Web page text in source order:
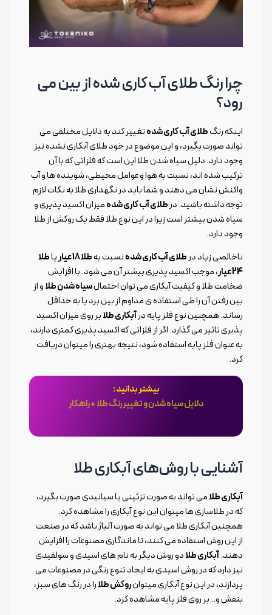
چرا رنگ طلای آب کاری شده از بین می
رود؟
اینکه رنگطلای آب کاری شدهتغییر کند به دلایل مختلفی می
تواند صورت بگیرد، و این موضوع در خود طلای آبکاری نشده نیز
وجود دارد. دلیل سیاه شدن طلا این است که فلزاتی که با آن
ترکیب شده اند، نسبت به هوا و عوامل محیطی، شوینده ها و آب
واکنش نشان می دهند و شما باید در نگهداری طلا به نکات لازم
توجه داشته باشید. درطلای آب کاری شدهمیزان اکسید پذیری و
سیاه شدن بیشتر است زیرا در این نوع طلا فقط یک روکش از طلا
وجود دارد.
ناخالصی زیاد درطلای آب کاری شدهنسبت بهطلا 18 عیار یاطلا
24 عیار
، موجب اکسید پذیری بیشتر آن می شود. با افزایش
ضخامت طلا و کیفیت آبکاری می توان احتمالسیاه شدن طلاو از
بین رفتن آن را طی استفاده ی مداوم از بین برد یا به حداقل
رساند. همچنین نوع فلز پایه درآبکاری طلابر روی میزان اکسید
پذیری تاثیر می گذارد. اگر از فلزاتی که اکسید پذیری کمتری دارند،
به عنوان فلز پایه استفاده شود، نتیجه بهتری را میتوان دریافت
کرد.
بیشتر بدانید :
دلایل سیاه شدن و تغییر رنگ طلا + راهکار
آشنایی با روش‌های آبکاری طلا
آبکاری طلامی تواند به صورت تزئینی یا سیانیدی صورت بگیرد،
که در طلاسازی ها میتوان این نوع آبکاری را مشاهده کرد.
همچنین آبکاری طلا می تواند به صورت آلیاژ باشد که در صنعت
از این روش استفاده می کنند، تا ماندگاری مصنوعات را افزایش
دهند.آبکاری طلادو روش دیگر به نام های اسیدی و سولفیدی
نیز دارد که در روش اسیدی به ایجاد تنوع رنگی در مصنوعات می
پردازند، در این نوع آبکاری میتوانروکش طلارا در رنگ های سبز،
بنفش و.. بر روی فلز پایه مشاهده کرد.